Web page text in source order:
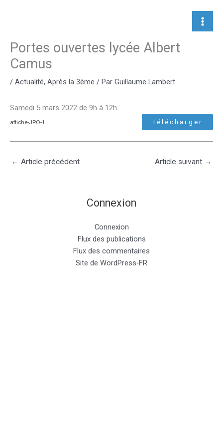
Portes ouvertes lycée Albert
Camus
/ Actualité, Après la 3ème / Par Guillaume Lambert
Samedi 5 mars 2022 de 9h à 12h.
affiche-JPO-1 Télécharger
← Article précédent Article suivant →
Connexion
Connexion
Flux des publications
Flux des commentaires
Site de WordPress-FR